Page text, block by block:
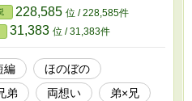
ふくむ話は「※」がつきます -------
り》 高校生。主人公。せんちゃ
で離れたくない。高身長ながら
たまを沢山なでられるとご機嫌。
うた》 23歳。優兄。小柄で童顔。
の後遺症で視力を失った。心優
とをいつも気にかけている。 -------
228,585 位 / 228,585件
31,383 位 / 31,383件
編
ほのぼの
弟 両想い
弟×兄